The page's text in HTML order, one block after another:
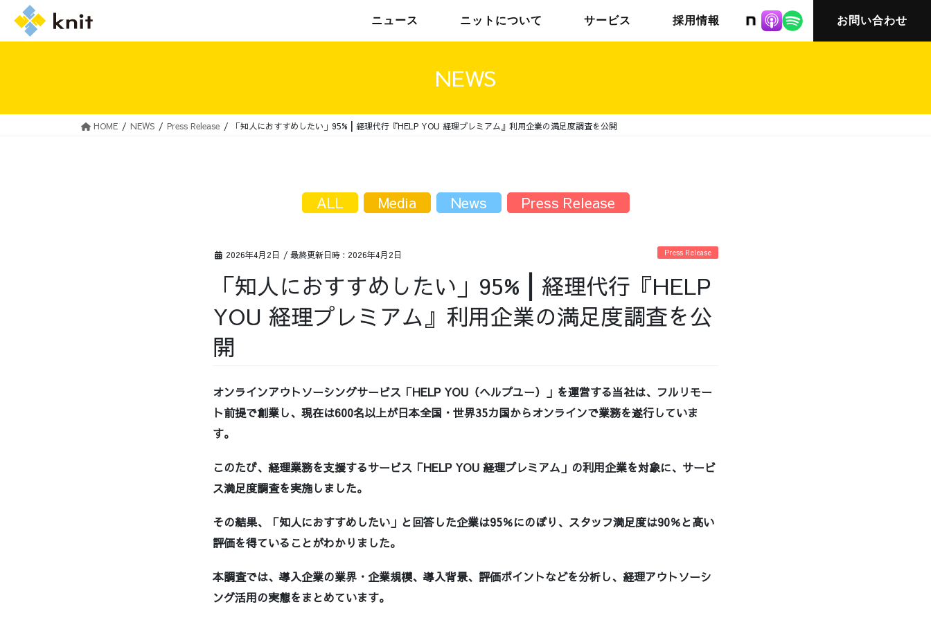
株式会社ニット
ニュース ニットについて サービス 採用情報 お問い合わせ
NEWS
HOME NEWS Press Release 「知人におすすめしたい」95%┃経理代行『HELP YOU 経理プレミアム』利用企業の満足度調査を公開
2026年4月2日 / 最終更新日時 : 2026年4月2日 Press Release
「知人におすすめしたい」95%┃経理代行『HELP
YOU 経理プレミアム』利用企業の満足度調査を公
開
オンラインアウトソーシングサービス「HELP YOU（ヘルプユー）」を運営する当社は、フルリモー
ト前提で創業し、現在は600名以上が日本全国・世界35カ国からオンラインで業務を遂行していま
す。
このたび、経理業務を支援するサービス「HELP YOU 経理プレミアム」の利用企業を対象に、サービ
ス満足度調査を実施しました。
その結果、「知人におすすめしたい」と回答した企業は95％にのぼり、スタッフ満足度は90％と高い
評価を得ていることがわかりました。
本調査では、導入企業の業界・企業規模、導入背景、評価ポイントなどを分析し、経理アウトソーシ
ング活用の実態をまとめています。
ALL Media News Press Release